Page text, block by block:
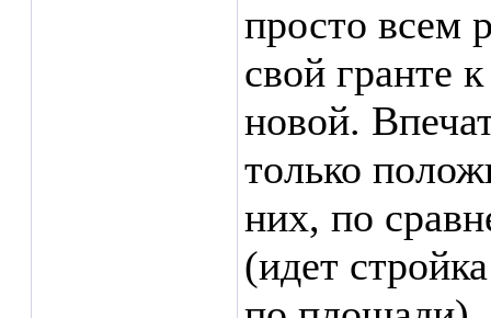
просто всем
свой гранте
новой.
только
них, по
(идет